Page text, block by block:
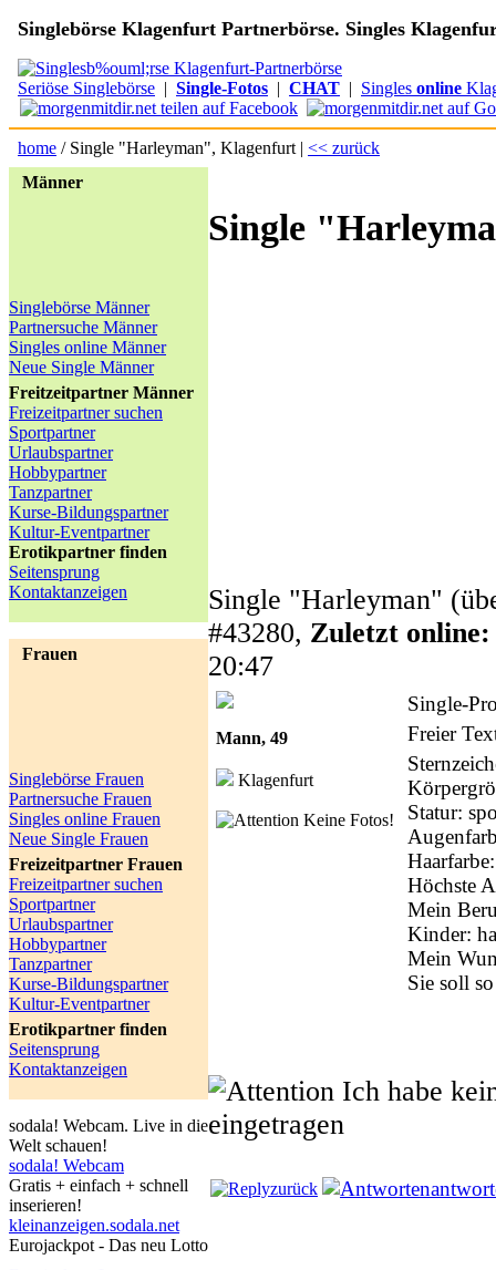
Singlebörse Klagenfurt Partnerbörse. Singles
Seriöse Singlebörse | Single-Fotos | CHAT | Singles online
home / Single "Harleyman", Klagenfurt | << zurück
Männer
Singlebörse Männer
Partnersuche Männer
Singles online Männer
Neue Single Männer
Freitzeitpartner Männer
Freizeitpartner suchen
Sportpartner
Urlaubspartner
Hobbypartner
Tanzpartner
Kurse-Bildungspartner
Kultur-Eventpartner
Erotikpartner finden
Seitensprung
Kontaktanzeigen
Frauen
Singlebörse Frauen
Partnersuche Frauen
Singles online Frauen
Neue Single Frauen
Freizeitpartner Frauen
Freizeitpartner suchen
Sportpartner
Urlaubspartner
Hobbypartner
Tanzpartner
Kurse-Bildungspartner
Kultur-Eventpartner
Erotikpartner finden
Seitensprung
Kontaktanzeigen
sodala! Webcam. Live in die
Welt schauen!
sodala! Webcam
Gratis + einfach + schnell
inserieren!
kleinanzeigen.sodala.net
Eurojackpot - Das neu Lotto
Single
Single "Harleyman"
#43280, Zuletzt online:
20:47
Mann, 49
Klagenfurt
Keine Fotos!
Single-
Freier
Statur:
Haarfarbe:
Höchste
Mein
Kinder:
Mein
Sie soll
Ich habe
eingetragen
zurück